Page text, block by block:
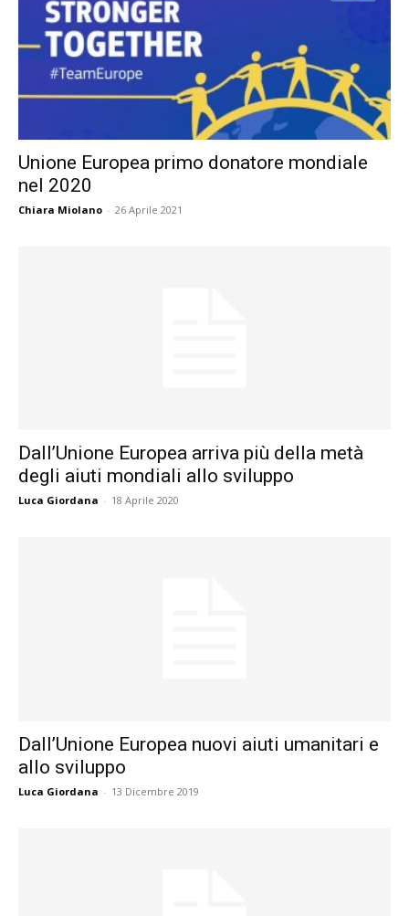
Unione Europea primo donatore mondiale
nel 2020
Chiara Miolano - 26 Aprile 2021
Dall’Unione Europea arriva più della metà
degli aiuti mondiali allo sviluppo
Luca Giordana - 18 Aprile 2020
Dall’Unione Europea nuovi aiuti umanitari e
allo sviluppo
Luca Giordana - 13 Dicembre 2019